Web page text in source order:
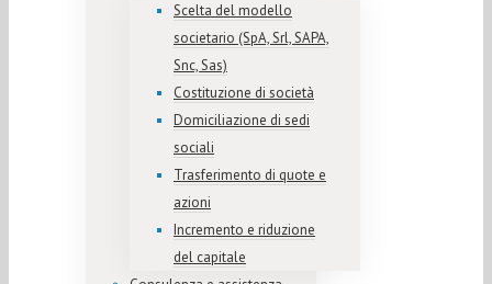
Scelta del modello
societario (SpA, Srl, SAPA,
Snc, Sas)
Costituzione di società
Domiciliazione di sedi
sociali
Trasferimento di quote e
azioni
Incremento e riduzione
del capitale